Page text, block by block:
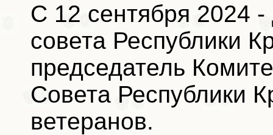
С 12 сентября 2024 -
совета Республики
председатель
Совета Республики
ветеранов.